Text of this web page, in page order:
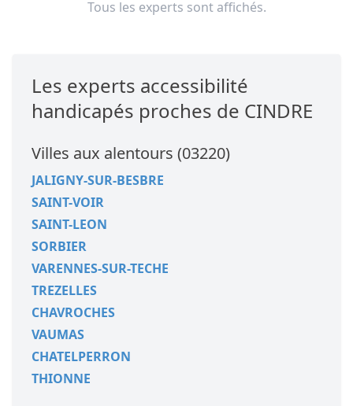
Tous les experts sont affichés.
Les experts accessibilité
handicapés proches de CINDRE
Villes aux alentours (03220)
JALIGNY-SUR-BESBRE
SAINT-VOIR
SAINT-LEON
SORBIER
VARENNES-SUR-TECHE
TREZELLES
CHAVROCHES
VAUMAS
CHATELPERRON
THIONNE